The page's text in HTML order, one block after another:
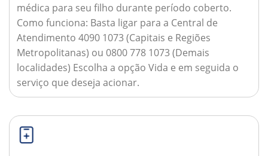
médica para seu filho durante período coberto.
Como funciona: Basta ligar para a Central de
Atendimento 4090 1073 (Capitais e Regiões
Metropolitanas) ou 0800 778 1073 (Demais
localidades) Escolha a opção Vida e em seguida o
serviço que deseja acionar.